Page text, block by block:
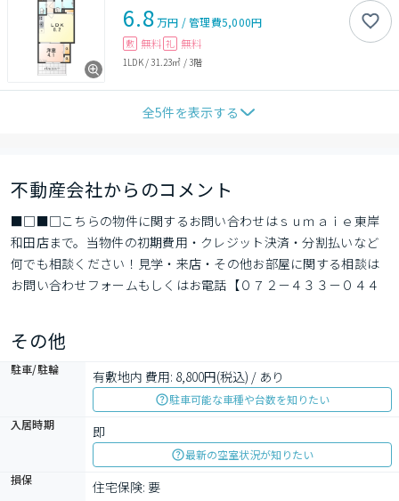
6.8万円 /管理費5,000円
敷 無料 礼 無料
1LDK/31.23㎡ /3階
全5件を表示する
不動産会社からのコメント
■□■□こちらの物件に関するお問い合わせはｓｕｍａｉｅ東岸
和田店まで。当物件の初期費用・クレジット決済・分割払いなど
何でも相談ください！見学・来店・その他お部屋に関する相談は
お問い合わせフォームもしくはお電話【０７２－４３３－０４４
その他
駐車/駐輪 有敷地内 費用: 8,800円(税込) / あり
駐車可能な車種や台数を知りたい
入居時期
即
最新の空室状況が知りたい
損保
住宅保険: 要